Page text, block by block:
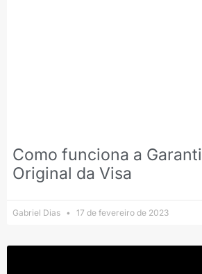
Como funciona a
Original da Visa
Gabriel Dias 17 de fevereiro de 2023